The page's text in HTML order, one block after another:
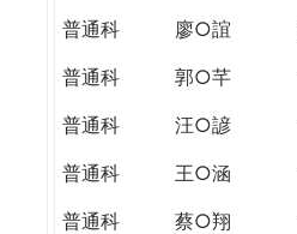
普通科
廖○誼
普通科
郭○芊
普通科
汪○諺
普通科
王○涵
普通科
蔡○翔